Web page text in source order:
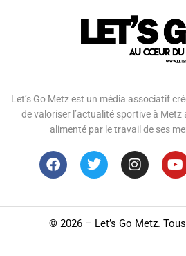
Let’s Go Metz est un média associatif
de valoriser l’actualité sportive à Metz
alimenté par le travail de ses
© 2026 – Let’s Go Metz.